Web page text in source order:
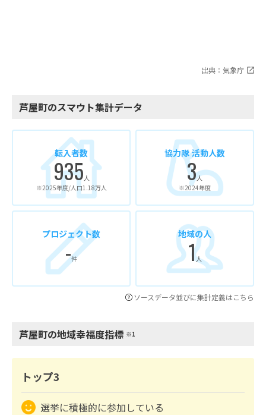
出典：気象庁
芦屋町のスマウト集計データ
転入者数
935 人
※2025年度/人口1.18万人
協力隊 活動人数
3人
※2024年度
プロジェクト数
-件
地域の人
1人
ソースデータ並びに集計定義はこちら
芦屋町の地域幸福度指標 ※1
トップ3
選挙に積極的に参加している